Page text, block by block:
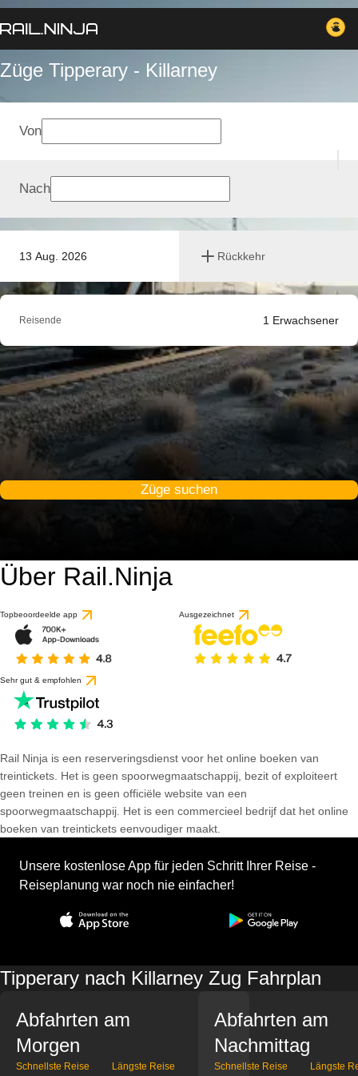
Züge Tipperary - Killarney
13 Aug. 2026 Rückkehr
Von
Nach
Reisende 1 Erwachsener
Züge suchen
Über Rail.Ninja
Topbeoordeelde app Ausgezeichnet
Sehr gut & empfohlen
Rail Ninja is een reserveringsdienst voor het online boeken van
treintickets. Het is geen spoorwegmaatschappij, bezit of exploiteert
geen treinen en is geen officiële website van een
spoorwegmaatschappij. Het is een commercieel bedrijf dat het online
boeken van treintickets eenvoudiger maakt.
Unsere kostenlose App für jeden Schritt Ihrer Reise -
Reiseplanung war noch nie einfacher!
Tipperary nach Killarney Zug Fahrplan
Abfahrten am
Morgen
Schnellste Reise Längste Reise
Abfahrten am
Nachmittag
Schnellste Reise Längste